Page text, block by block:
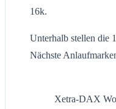
16k.
Unterhalb stellen die
Nächste
Xetra-DAX